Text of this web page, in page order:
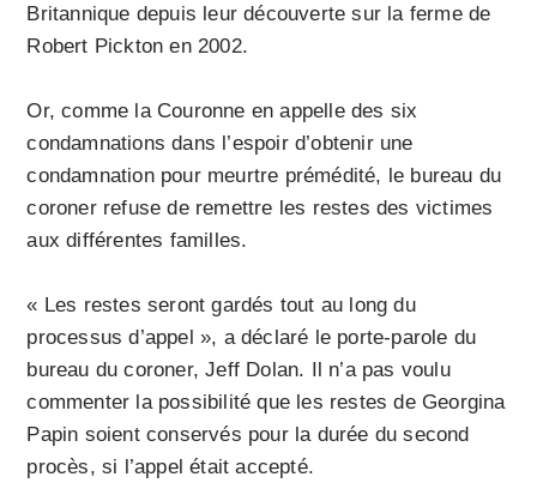
Britannique depuis leur découverte sur la ferme de
Robert Pickton en 2002.
Or, comme la Couronne en appelle des six
condamnations dans l’espoir d’obtenir une
condamnation pour meurtre prémédité, le bureau du
coroner refuse de remettre les restes des victimes
aux différentes familles.
« Les restes seront gardés tout au long du
processus d’appel », a déclaré le porte-parole du
bureau du coroner, Jeff Dolan. Il n’a pas voulu
commenter la possibilité que les restes de Georgina
Papin soient conservés pour la durée du second
procès, si l’appel était accepté.